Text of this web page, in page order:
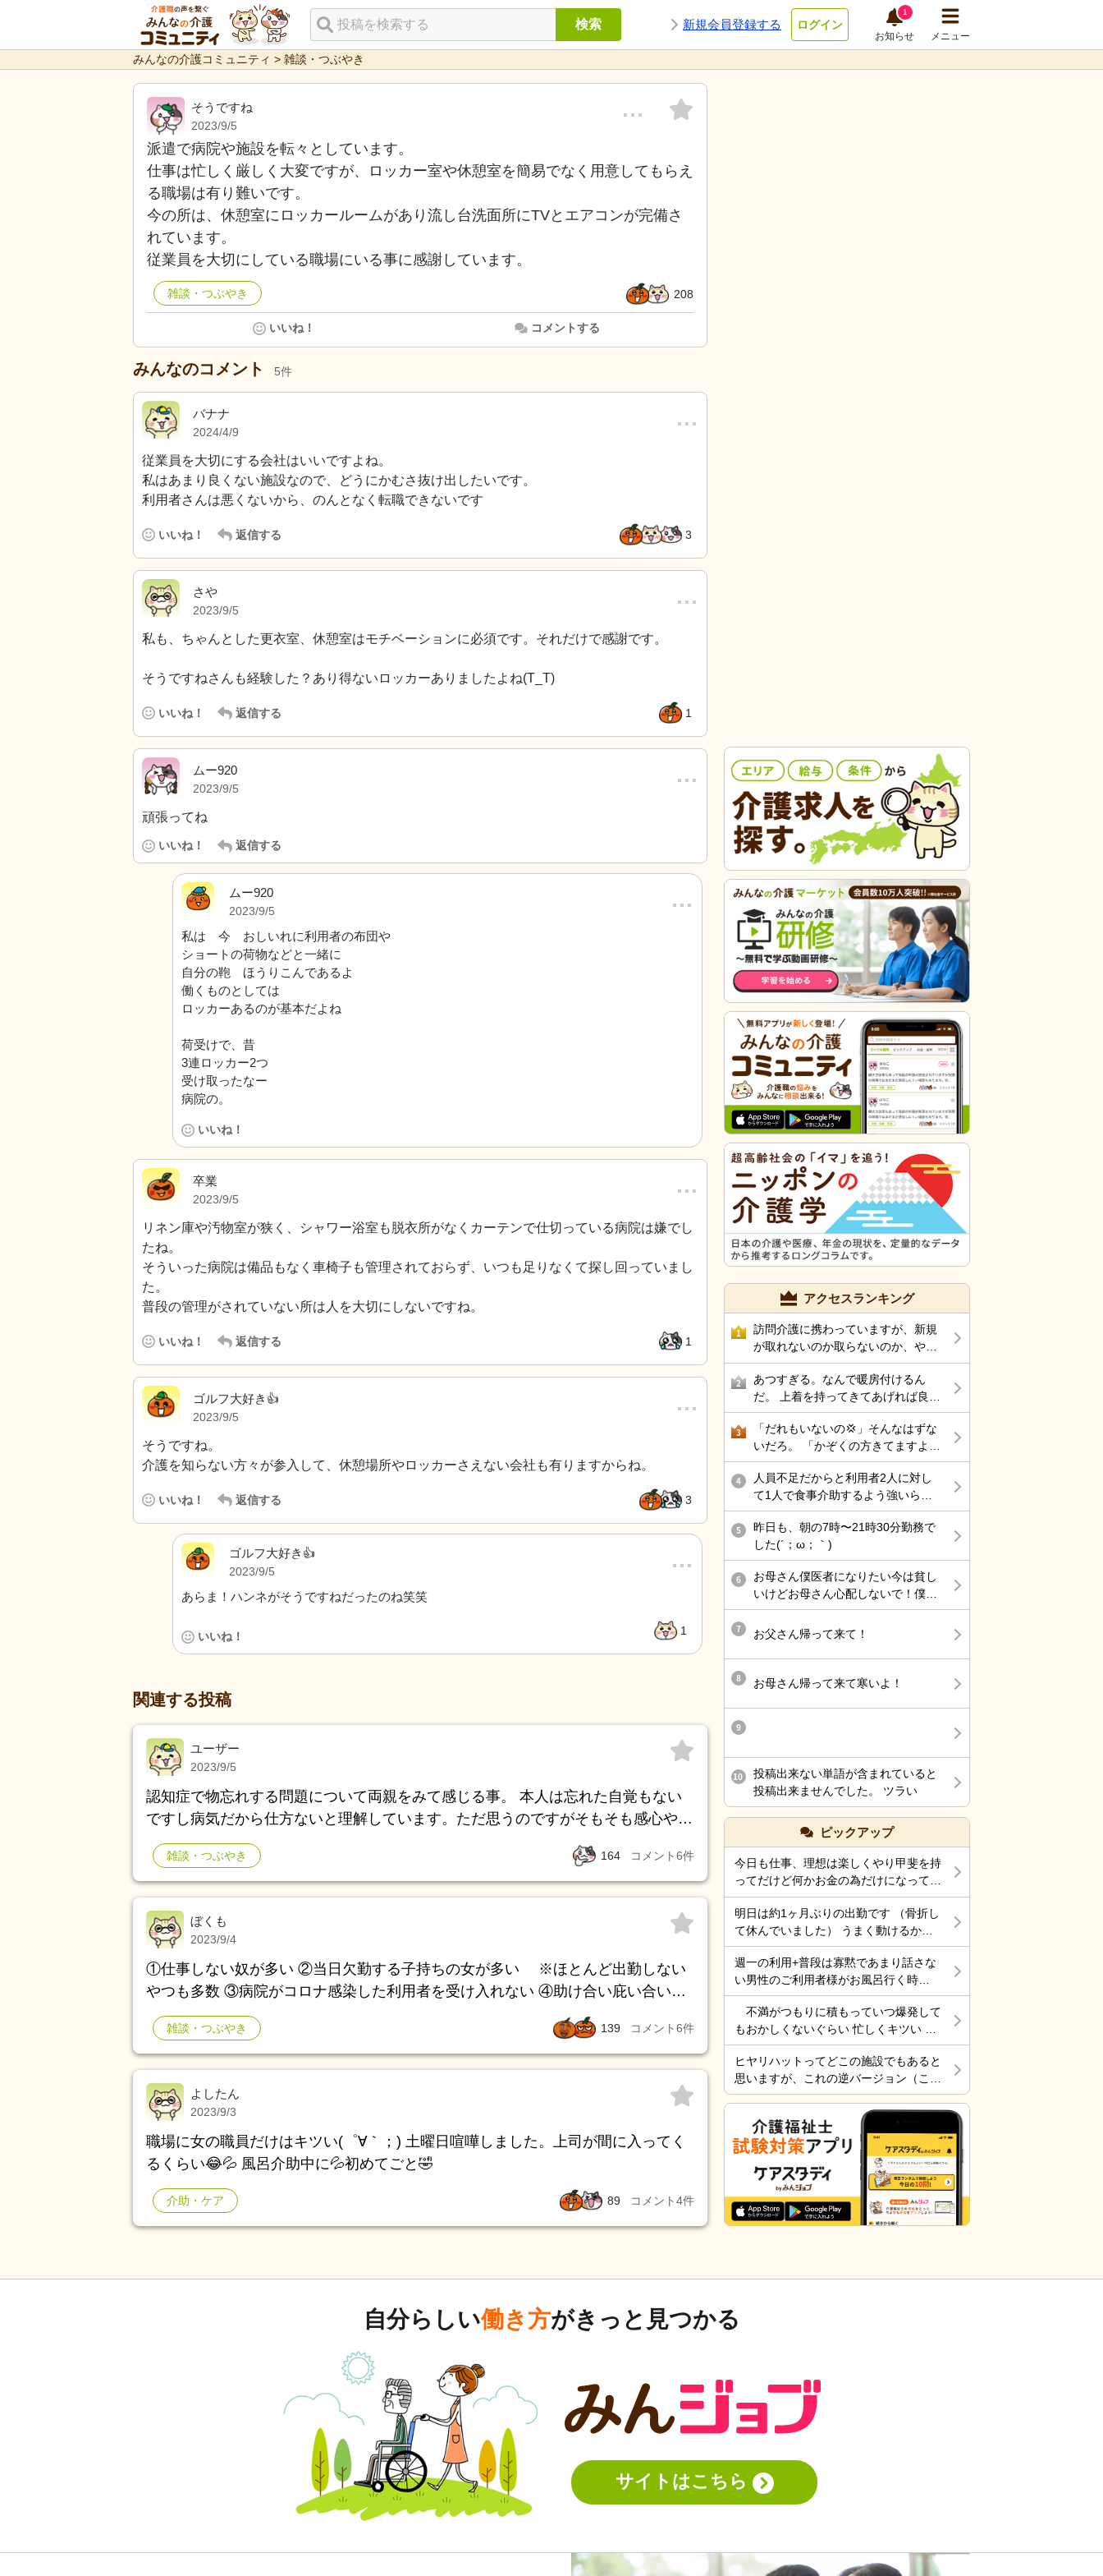
検索 新規会員登録する ログイン
1
お知らせ メニュー
みんなの介護コミュニティ > 雑談・つぶやき
そうですね
2023/9/5
…
派遣で病院や施設を転々としています。
仕事は忙しく厳しく大変ですが、ロッカー室や休憩室を簡易でなく用意してもらえ
る職場は有り難いです。
今の所は、休憩室にロッカールームがあり流し台洗面所にTVとエアコンが完備さ
れています。
従業員を大切にしている職場にいる事に感謝しています。
雑談・つぶやき 208
いいね！ コメントする
みんなのコメント 5件
バナナ
2024/4/9
…
従業員を大切にする会社はいいですよね。
私はあまり良くない施設なので、どうにかむさ抜け出したいです。
利用者さんは悪くないから、のんとなく転職できないです
いいね！ 返信する 3
さや
2023/9/5
…
私も、ちゃんとした更衣室、休憩室はモチベーションに必須です。それだけで感謝です。
そうですねさんも経験した？あり得ないロッカーありましたよね(T_T)
いいね！ 返信する 1
ムー920
2023/9/5
…
頑張ってね
いいね！ 返信する
ムー920
2023/9/5 …
私は 今 おしいれに利用者の布団や
ショートの荷物などと一緒に
自分の鞄 ほうりこんであるよ
働くものとしては
ロッカーあるのが基本だよね
荷受けで、昔
3連ロッカー2つ
受け取ったなー
病院の。
いいね！
卒業
2023/9/5
…
リネン庫や汚物室が狭く、シャワー浴室も脱衣所がなくカーテンで仕切っている病院は嫌でし
たね。
そういった病院は備品もなく車椅子も管理されておらず、いつも足りなくて探し回っていまし
た。
普段の管理がされていない所は人を大切にしないですね。
いいね！ 返信する 1
ゴルフ大好き👍
2023/9/5
…
そうですね。
介護を知らない方々が参入して、休憩場所やロッカーさえない会社も有りますからね。
いいね！ 返信する 3
ゴルフ大好き👍
2023/9/5 …
あらま！ハンネがそうですねだったのね笑笑
いいね！ 1
関連する投稿
ユーザー
2023/9/5
認知症で物忘れする問題について両親をみて感じる事。 本人は忘れた自覚もない
ですし病気だから仕方ないと理解しています。ただ思うのですがそもそも感心や意
識が薄かったり、自分の方が正しいと思ってるから助言を聞き入れてないのです。
納得してないから頭に入ってないんです。引き出しに入ってない物は出てこないで
す。 時代の流れについていけない人や素直に人の意見を聞けない人は認知症にな
る確率高いと思います。 現在、本人が感心あることに対しては決して忘れませ
ん。それをも忘れるようになったらいよいよ末期かなと。
雑談・つぶやき 164 コメント6件
ぼくも
2023/9/4
①仕事しない奴が多い ②当日欠勤する子持ちの女が多い ※ほとんど出勤しない
やつも多数 ③病院がコロナ感染した利用者を受け入れない ④助け合い庇い合いが
ない
雑談・つぶやき 139 コメント6件
よしたん
2023/9/3
職場に女の職員だけはキツい(゜∀｀；) 土曜日喧嘩しました。上司が間に入ってく
るくらい😂💦 風呂介助中に💦初めてごと🤣
介助・ケア 89 コメント4件
アクセスランキング
1
訪問介護に携わっていますが、新規
が取れないのか取らないのか、やる
気がないのか… 怒りを覚えるほど仕
事がありません。 ケアマネに対して
電話越しで、またお願いします！(新
規依頼)と足を運ばす営業なんて皆無
な上司とサ責のツケがようやく今に
なって回ってきたと思っています。
ますか？
2
あつすぎる。なんで暖房付けるん
だ。 上着を持ってきてあげれば良い
んじゃないの。
3
「だれもいないの💢」そんなはずな
いだろ。 「かぞくの方きてますよ
💢」伝えてもらわなきゃ分からない
だろ。 職員あるあるなんだろうけ
ど、無意味にトゲトゲしてるおばさ
んって何の得があってそうするんだ
ろ。 嫌いだわ〜
4
人員不足だからと利用者2人に対し
て1人で食事介助するよう強いられ
て、その上、他利用者の服薬介助、
動き回る認知症利用者の見守り、声
掛けまでやらされ、最近自分の気持
ちに余裕が持てない。
5
昨日も、朝の7時〜21時30分勤務で
した(´；ω；｀)
6
お母さん僕医者になりたい今は貧し
いけどお母さん心配しないで！僕医
者になるから！
7 お父さん帰って来て！
8 お母さん帰って来て寒いよ！
9
10
投稿出来ない単語が含まれていると
投稿出来ませんでした。 ツラい
ピックアップ
今日も仕事、理想は楽しくやり甲斐を持
ってだけど何かお金の為だけになってま
す。 それでも働くところがあって、生
きていけているのでましなのでしょう
ね。 一番辛いのは、お金がなく職探し
している時だったので今日も頑張ろうと
思う。 それにしても古株は、好き勝手
だから楽しそうです。私も古株の時は、
そこ楽しくやっていました。 転職は後
悔はしていませんが、誰もが上手くいか
ないのは確かですね。 そんなつぶやき
です、では仕事行きます。
明日は約1ヶ月ぶりの出勤です （骨折し
て休んでいました） うまく動けるかな
ぁ～ 行くしかないから考えても無駄だ
けど不安！
週一の利用+普段は寡黙であまり話さな
い男性のご利用者様がお風呂行く時
に”いってらっしゃい！”と声をかけた
ら”一緒に行く？！？”と返してくれた。
そういう想像を上回るようなことがある
からこの仕事って楽しいんだよな。 ま
だ入って4ヶ月弱しか経ってないけど。
不満がつもりに積もっていつ爆発して
もおかしくないぐらい 忙しくキツい 皆
さん休めれてますか?
ヒヤリハットってどこの施設でもあると
思いますが、これの逆バージョン（こう
したらケアが上手くいった的な共有の書
式）ってないですよね。あったらいいケ
アを共有できると思いますがいかがでし
ょうか。 上手くいかないことや、事故
未遂記録ばかりって、すごくネガティブ
だと個人的に思います。また、介護の世
界って「できて当たり前」的な思考が強
いと思います。あと変に職人みたいな考
自分らしい働き方がきっと見つかる
サイトはこちら